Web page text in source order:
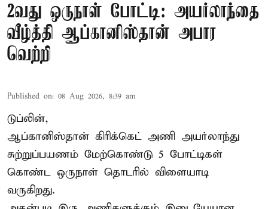
2வது ஒருநாள் போட்டி: அயர்லாந்தை
வீழ்த்தி ஆப்கானிஸ்தான் அபார
வெற்றி
Published on: 08 Aug 2026, 8:39 am
டுப்லின்,
ஆப்கானிஸ்தான் கிரிக்கெட் அணி அயர்லாந்து
சுற்றுப்பயணம் மேற்கொண்டு 5 போட்டிகள்
கொண்ட ஒருநாள் தொடரில் விளையாடி
வருகிறது.